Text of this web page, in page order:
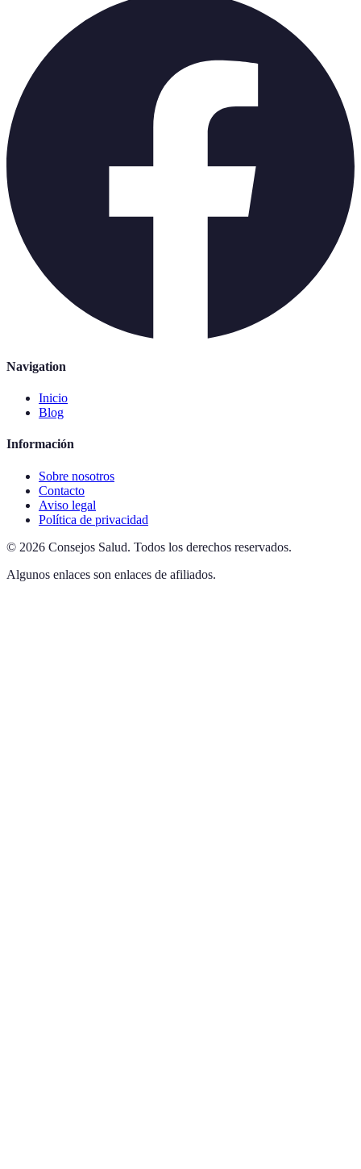
Navigation
Inicio
Blog
Información
Sobre nosotros
Contacto
Aviso legal
Política de privacidad
© 2026 Consejos Salud. Todos los derechos reservados.
Algunos enlaces son enlaces de afiliados.